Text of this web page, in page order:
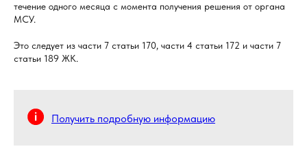
течение одного месяца с момента получения решения от органа
МСУ.
Это следует из части 7 статьи 170, части 4 статьи 172 и части 7
статьи 189 ЖК.
Получить подробную информацию